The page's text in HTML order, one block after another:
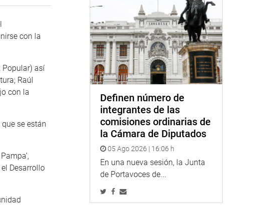
con la
Popular) así
Raúl
con la
se están
Desarrollo
Definen número de
integrantes de las
comisiones ordinarias de
la Cámara de Diputados
05 Ago 2026 | 16:06 h
En una nueva sesión, la Junta
de Portavoces de...